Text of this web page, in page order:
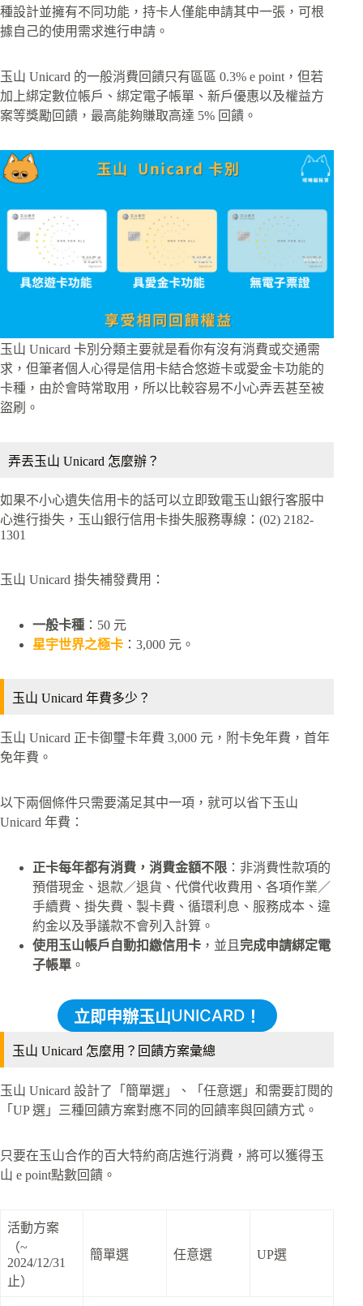
種設計並擁有不同功能，持卡人僅能申請其中一張，可根
據自己的使用需求進行申請。
玉山 Unicard 的一般消費回饋只有區區 0.3% e point，但若
加上綁定數位帳戶、綁定電子帳單、新戶優惠以及權益方
案等獎勵回饋，最高能夠賺取高達 5% 回饋。
玉山 Unicard 卡別分類主要就是看你有沒有消費或交通需
求，但筆者個人心得是信用卡結合悠遊卡或愛金卡功能的
卡種，由於會時常取用，所以比較容易不小心弄丟甚至被
盜刷。
弄丟玉山 Unicard 怎麼辦？
如果不小心遺失信用卡的話可以立即致電玉山銀行客服中
心進行掛失，玉山銀行信用卡掛失服務專線：(02) 2182-
1301
玉山 Unicard 掛失補發費用：
一般卡種 ：50 元
星宇世界之極卡 ：3,000 元。
玉山 Unicard 年費多少？
玉山 Unicard 正卡御璽卡年費 3,000 元，附卡免年費，首年
免年費。
以下兩個條件只需要滿足其中一項，就可以省下玉山
Unicard 年費：
正卡每年都有消費，消費金額不限 ：非消費性款項的
預借現金、退款／退貨、代償代收費用、各項作業／
手續費、掛失費、製卡費、循環利息、服務成本、違
約金以及爭議款不會列入計算。
使用玉山帳戶自動扣繳信用卡 ，並且 完成申請綁定電
子帳單 。
立即申辦玉山UNICARD！
玉山 Unicard 怎麼用？回饋方案彙總
玉山 Unicard 設計了「簡單選」、「任意選」和需要訂閱的
「UP 選」三種回饋方案對應不同的回饋率與回饋方式。
只要在玉山合作的百大特約商店進行消費，將可以獲得玉
山 e point點數回饋。
活動方案
（~
2024/12/31
止）
簡單選 任意選 UP選